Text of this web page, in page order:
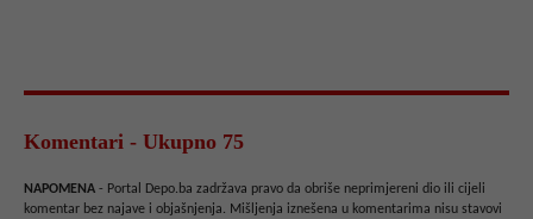
Komentari - Ukupno 75
NAPOMENA - Portal Depo.ba zadržava pravo da obriše neprimjereni dio ili cijeli
komentar bez najave i objašnjenja. Mišljenja iznešena u komentarima nisu stavovi